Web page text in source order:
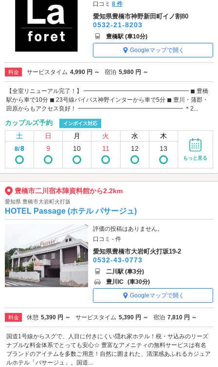
口コミ8 件
愛知県豊橋市神野新田町イノ割80
0532-21-8203
豊橋駅 (車10分)
Googleマップで開く
料金 サービスタイム 4,990 円 ～ 宿泊 5,980 円 ～
【全室リニューアル完了！】 ━━━━━━━━━━━━━━━━━━ ◼︎ 豊橋
駅から車で10分 ◼︎ 23号線バイパス神野インターから車で5分 ◼︎ 豊川・蒲郡・
田原からもアクセス良好！ ━━━━━━━━━━━━━━━━━━ ＊2...
カップルズ予約 インボイス対応
土 日 月 火 水 木
8/8 9 10 11 12 13
もっと見る
豊橋市二川宿本陣資料館から2.2km
愛知県 豊橋市大岩町火打坂
HOTEL Passage (ホテル パサージュ)
評価の投稿はありません。
口コミ - 件
愛知県豊橋市大岩町火打坂19-2
0532-43-0773
二川駅 (車3分)
豊川IC (車30分)
Googleマップで開く
料金 休憩 5,390 円 ～ サービスタイム 5,390 円 ～ 宿泊 7,810 円 ～
国道1号線からスグで、人目に付きにくい隠れ家ホテル！税・サ込みのリーズ
ナブルな料金体系でとっても安心☆ 豊富なアメニティの無料サービスは有名
ブランドのアイテムを多数ご用意！自然に囲まれた、清潔感あふれるカジュア
ルホテル「パサージュ」。国道...